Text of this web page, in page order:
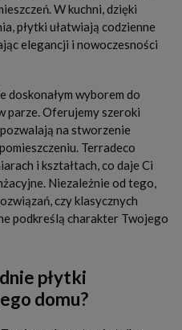
W kuchni, dzięki
płytki ułatwiają codzienne
elegancji i nowoczesności
doskonałym wyborem do
parze. Oferujemy szeroki
na stworzenie
Terradeco
i kształtach, co daje Ci
Niezależnie od tego,
czy klasycznych
podkreślą charakter Twojego
płytki
domu?